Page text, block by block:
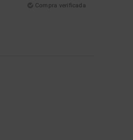
Compra verificada